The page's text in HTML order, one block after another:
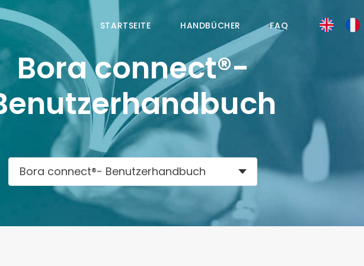
STARTSEITE HANDBÜCHER FAQ
Bora connect®-
Bora connect®- Benutzerhandbuch